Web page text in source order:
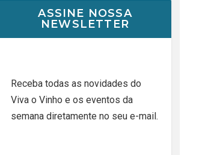
ASSINE NOSSA
NEWSLETTER
Receba todas as novidades do
Viva o Vinho e os eventos da
semana diretamente no seu e-mail.